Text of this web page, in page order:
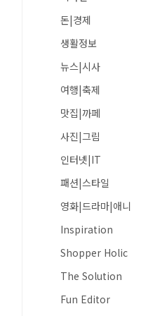
돈|경제
생활정보
뉴스|시사
여행|축제
맛집|까페
사진|그림
인터넷|IT
패션|스타일
영화|드라마|애니
Inspiration
Shopper Holic
The Solution
Fun Editor